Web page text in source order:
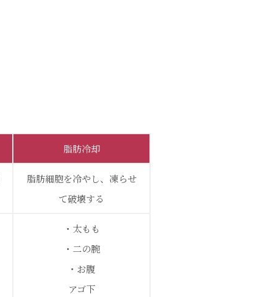
脂肪冷却
脂肪細胞を冷やし、凍らせ
て破壊する
・太もも
・二の腕
・お腹
アゴ下